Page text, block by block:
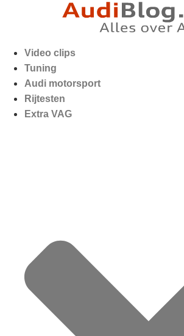
Video clips
Tuning
Audi motorsport
Rijtesten
Extra VAG